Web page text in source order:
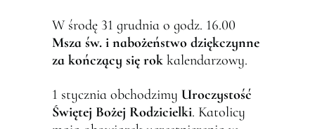
W środę 31 grudnia o godz. 16.00
Msza św. i nabożeństwo dziękczynne
za kończący się rok kalendarzowy.
1 stycznia obchodzimy Uroczystość
Świętej Bożej Rodzicielki. Katolicy